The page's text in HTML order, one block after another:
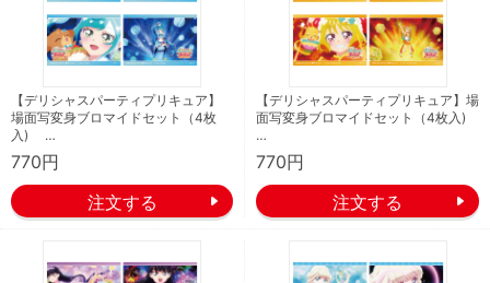
【デリシャスパーティプリキュア】
場面写変身ブロマイドセット（4枚
入) …
770円
【デリシャスパーティプリキュア】場
面写変身ブロマイドセット（4枚入)
…
770円